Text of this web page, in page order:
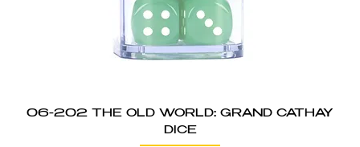
06-202 THE OLD WORLD: GRAND CATHAY
DICE